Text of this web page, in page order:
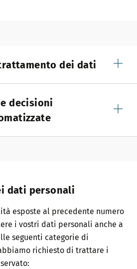
dei dati
decisioni
dati personali
esposte al precedente numero
i vostri dati personali anche a
seguenti categorie di
richiesto di trattare i